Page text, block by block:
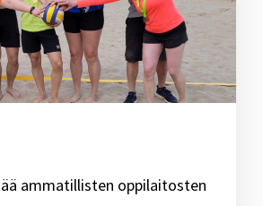
ammatillisten oppilaitosten